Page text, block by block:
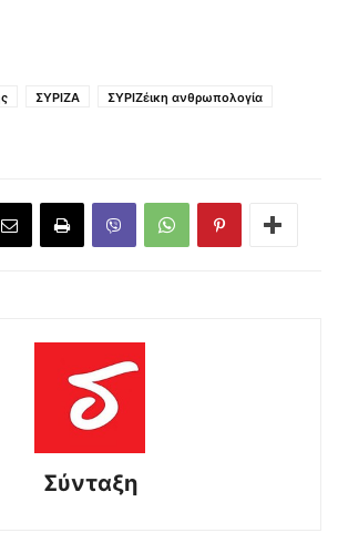
ΣΥΡΙΖΑ
ΣΥΡΙΖέικη ανθρωπολογία
Σύνταξη